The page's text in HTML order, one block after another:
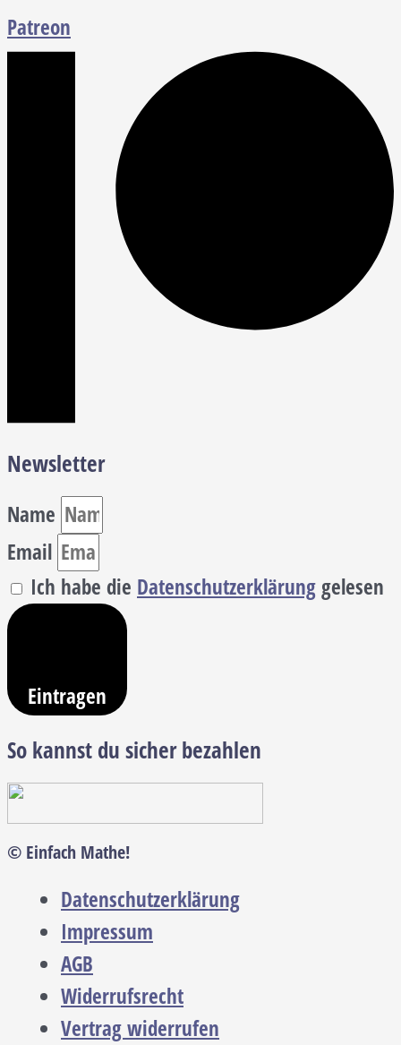
Patreon
Newsletter
Name
Email
Ich habe die Datenschutzerklärung gelesen
Eintragen
So kannst du sicher bezahlen
© Einfach Mathe!
Datenschutzerklärung
Impressum
AGB
Widerrufsrecht
Vertrag widerrufen